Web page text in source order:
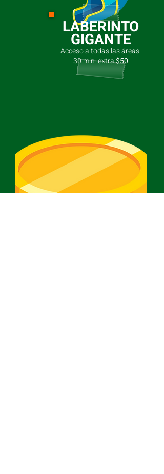
LABERINTO
GIGANTE
Acceso a todas las áreas.
30 min. extra$50